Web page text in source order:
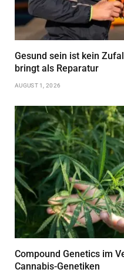
Gesund sein ist kein
bringt als Reparatur
AUGUST 1, 2026
Compound Genetics im
Cannabis-Genetiken